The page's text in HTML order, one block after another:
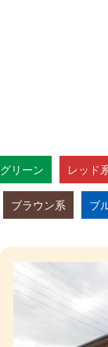
グリーン レッド
ブラウン系 ブ